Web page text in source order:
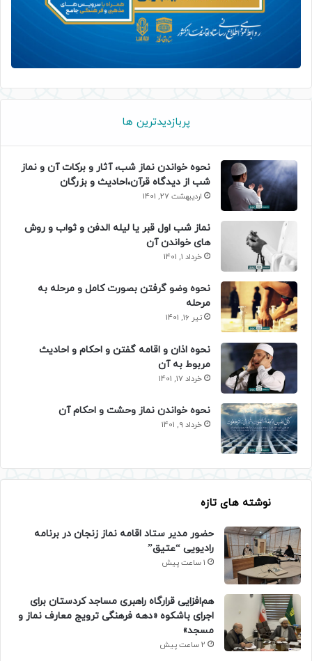
پربازدیدترین ها
نحوه خواندن نماز شب، آثار و برکات آن و نماز
شب از دیدگاه قرآن،احادیث و بزرگان
اردیبهشت 27, 1401
نماز شب اول قبر یا لیله الدفن و ثواب و روش
های خواندن آن
خرداد 1, 1401
نحوه وضو گرفتن بصورت کامل و مرحله به
مرحله
تیر 16, 1401
نحوه اذان و اقامه گفتن و احکام و احادیث
مربوط به آن
خرداد 17, 1401
نحوه خواندن نماز وحشت و احکام آن
خرداد 9, 1401
نوشته های تازه
حضور مدیر ستاد اقامه نماز زنجان در برنامه
رادیویی “عتیق”
1 ساعت پیش
هم‌افزایی قرارگاه راهبری مساجد کردستان برای
اجرای باشکوه «دهه فرهنگی ترویج معارف نماز و
مسجد»
2 ساعت پیش